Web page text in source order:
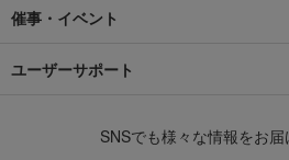
催事・イベント
ユーザーサポート
SNSでも様々な情報をお